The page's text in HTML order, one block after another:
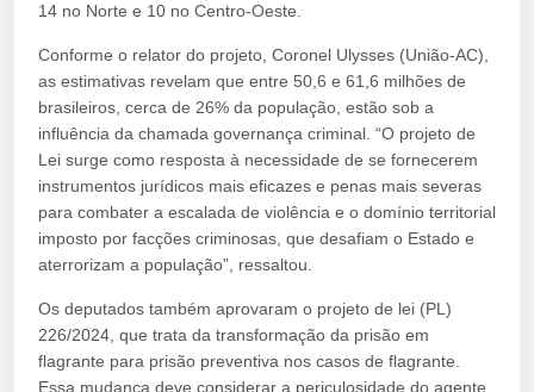
14 no Norte e 10 no Centro-Oeste.
Conforme o relator do projeto, Coronel Ulysses (União-AC),
as estimativas revelam que entre 50,6 e 61,6 milhões de
brasileiros, cerca de 26% da população, estão sob a
influência da chamada governança criminal. “O projeto de
Lei surge como resposta à necessidade de se fornecerem
instrumentos jurídicos mais eficazes e penas mais severas
para combater a escalada de violência e o domínio territorial
imposto por facções criminosas, que desafiam o Estado e
aterrorizam a população”, ressaltou.
Os deputados também aprovaram o projeto de lei (PL)
226/2024, que trata da transformação da prisão em
flagrante para prisão preventiva nos casos de flagrante.
Essa mudança deve considerar a periculosidade do agente